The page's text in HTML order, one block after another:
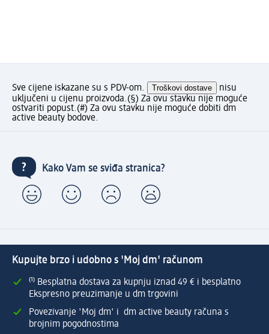
Sve cijene iskazane su s PDV-om. Troškovi dostave
nisu
uključeni u cijenu proizvoda.(§) Za ovu stavku nije moguće
ostvariti popust.(#) Za ovu stavku nije moguće dobiti dm
active beauty bodove.
Kako Vam se sviđa stranica?
Kupujte brzo i udobno s 'Moj dm' računom
⁽¹⁾ Besplatna dostava za kupnju iznad 49 € i besplatno
Ekspresno preuzimanje u dm trgovini
Povezivanje 'Moj dm' i dm active beauty računa s
brojnim pogodnostima